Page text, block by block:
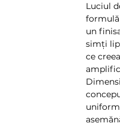
Luciul
formulă
un
simți
ce